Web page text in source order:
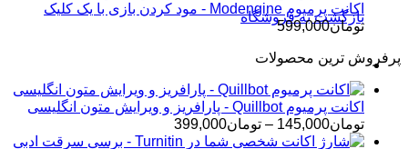
بازگشت به فروشگاه
اکانت پرمیوم Modengine - مود کردن بازی با یک کلیک
تومان599,000
پرفروش ترین محصولات
اکانت پرمیوم Quillbot - پارافریز و ویرایش متون انگلیسی
تومان145,000
– تومان399,000محدوده
قیمت: